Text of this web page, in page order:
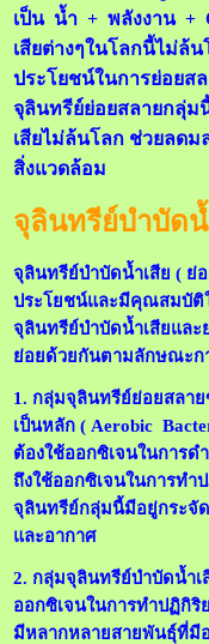
เป็น น้ำ + พลังงาน +
เสียต่างๆในโลกนี้ไม่ล้
ประโยชน์ในการย่อยส
จุลินทรีย์ย่อยสลายกลุ่ม
เสียไม่ล้นโลก ช่วยลด
สิ่งแวดล้อม
จุลินทรีย์บำบัดน้
จุลินทรีย์บำบัดน้ำเสีย ( ย่
ประโยชน์และมีคุณสมบัติใ
จุลินทรีย์บำบัดน้ำเสียและ
ย่อยด้วยกันตามลักษณะก
1. กลุ่มจุลินทรีย์ย่อยสลา
เป็นหลัก( Aerobic
ต้องใช้ออกซิเจนในการด
ถึงใช้ออกซิเจนในการทำ
จุลินทรีย์กลุ่มนี้มีอยู่กระจั
และอากาศ
2. กลุ่มจุลินทรีย์บำบัดน้ำ
ออกซิเจนในการทำปฏิกิริ
มีหลากหลายสายพันธุ์ที่มี